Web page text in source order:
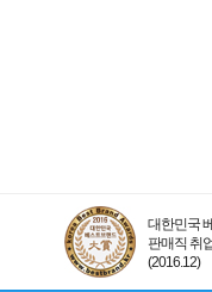
대한민국
판매직 취
(2016.12)